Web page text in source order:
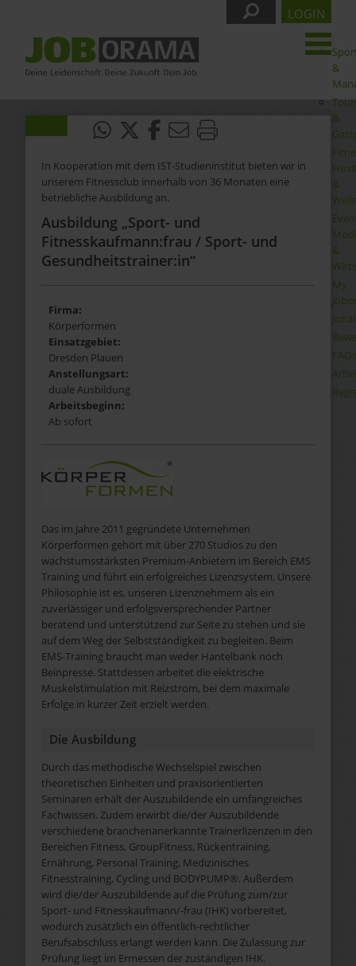
&
&
&
&
My
FAQs
LOGIN
In Kooperation mit dem IST-Studieninstitut bieten wir in
unserem Fitnessclub innerhalb von 36 Monaten eine
betriebliche Ausbildung an.
Ausbildung „Sport- und
Fitnesskaufmann:frau / Sport- und
Gesundheitstrainer:in“
Firma:
Körperformen
Einsatzgebiet:
Dresden Plauen
Anstellungsart:
duale Ausbildung
Arbeitsbeginn:
Ab sofort
Das im Jahre 2011 gegründete Unternehmen
Körperformen gehört mit über 270 Studios zu den
wachstumsstärksten Premium-Anbietern im Bereich EMS
Training und führt ein erfolgreiches Lizenzsystem. Unsere
Philosophie ist es, unseren Lizenznehmern als ein
zuverlässiger und erfolgsversprechender Partner
beratend und unterstützend zur Seite zu stehen und sie
auf dem Weg der Selbstständigkeit zu begleiten. Beim
EMS-Training braucht man weder Hantelbank noch
Beinpresse. Stattdessen arbeitet die elektrische
Muskelstimulation mit Reizstrom, bei dem maximale
Erfolge in kurzer Zeit erzielt werden.
Die Ausbildung
Durch das methodische Wechselspiel zwischen
theoretischen Einheiten und praxisorientierten
Seminaren erhält der Auszubildende ein umfangreiches
Fachwissen. Zudem erwirbt die/der Auszubildende
verschiedene branchenanerkannte Trainerlizenzen in den
Bereichen Fitness, GroupFitness, Rückentraining,
Ernährung, Personal Training, Medizinisches
Fitnesstraining, Cycling und BODYPUMP®. Außerdem
wird die/der Auszubildende auf die Prüfung zum/zur
Sport- und Fitnesskaufmann/-frau (IHK) vorbereitet,
wodurch zusätzlich ein öffentlich-rechtlicher
Berufsabschluss erlangt werden kann. Die Zulassung zur
Prüfung liegt im Ermessen der zuständigen IHK.